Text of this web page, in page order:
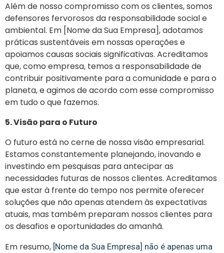
Além de nosso compromisso com os clientes, somos
defensores fervorosos da responsabilidade social e
ambiental. Em [Nome da Sua Empresa], adotamos
práticas sustentáveis em nossas operações e
apoiamos causas sociais significativas. Acreditamos
que, como empresa, temos a responsabilidade de
contribuir positivamente para a comunidade e para o
planeta, e agimos de acordo com esse compromisso
em tudo o que fazemos.
5. Visão para o Futuro
O futuro está no cerne de nossa visão empresarial.
Estamos constantemente planejando, inovando e
investindo em pesquisas para antecipar as
necessidades futuras de nossos clientes. Acreditamos
que estar à frente do tempo nos permite oferecer
soluções que não apenas atendem às expectativas
atuais, mas também preparam nossos clientes para
os desafios e oportunidades do amanhã.
Em resumo, [Nome da Sua Empresa] não é apenas uma